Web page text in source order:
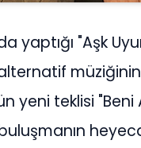
yaptığı "Aşk
yeni teklisi "Beni